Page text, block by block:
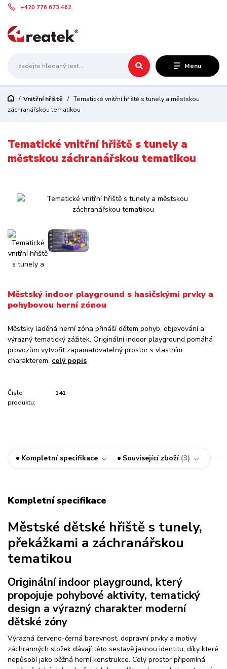
Menu
+420 776 673 462
Vnitřní hřiště
Tematické vnitřní hřiště s tunely a městskou
záchranářskou tematikou
Tematické vnitřní hřiště s tunely a
městskou záchranářskou tematikou
Městský indoor playground s hasičskými prvky a
pohybovou herní zónou
Městsky laděná herní zóna přináší dětem pohyb, objevování a
výrazný tematický zážitek. Originální indoor playground pomáhá
provozům vytvořit zapamatovatelný prostor s vlastním
charakterem. celý popis
Číslo
produktu:
141
Kompletní specifikace Související zboží 3
Kompletní specifikace
Městské dětské hřiště s tunely,
překážkami a záchranářskou
tematikou
Originální indoor playground, který
propojuje pohybové aktivity, tematický
design a výrazný charakter moderní
dětské zóny
Výrazná červeno-černá barevnost, dopravní prvky a motivy
záchranných složek dávají této sestavě jasnou identitu, díky které
nepůsobí jako běžná herní konstrukce. Celý prostor připomíná